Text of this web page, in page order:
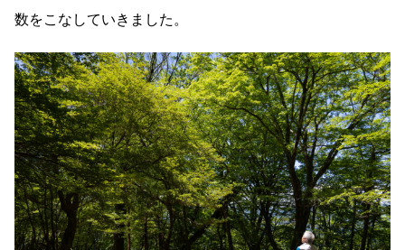
数をこなしていきました。